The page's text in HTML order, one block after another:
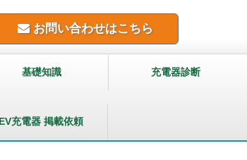
お問い合わせはこちら
基礎知識 充電器診断
EV充電器 掲載依頼